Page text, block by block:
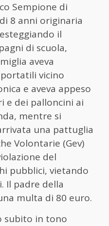
Sempione di
8 anni originaria
il
di scuola,
aveva
vicino
e aveva appeso
e dei palloncini ai
mentre si
una pattuglia
Volontarie (Gev)
del
pubblici, vietando
Il padre della
multa di 80 euro.
subito in tono